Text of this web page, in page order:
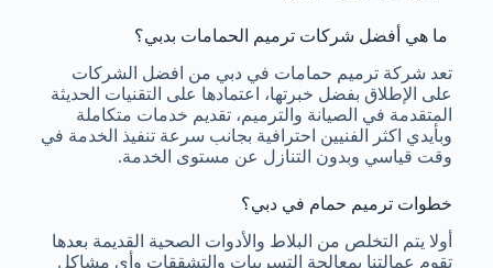
ما هي أفضل شركات ترميم الحمامات بدبي؟
تعد شركة ترميم حمامات في دبي من افضل الشركات
على الإطلاق بفضل خبرتها، اعتمادها على التقنيات الحديثة
المتقدمة في الصيانة والترميم، تقديم خدمات متكاملة
وبأيدي اكثر الفنيين احترافية بجانب سرعة تنفيذ الخدمة في
وقت قياسي وبدون التنازل عن مستوى الخدمة.
خطوات ترميم حمام في دبي؟
أولا يتم التخلص من البلاط والأدوات الصحية القديمة بعدها
تقوم عمالتنا بمعالجة التسريبات والتشققات وأي مشاكل